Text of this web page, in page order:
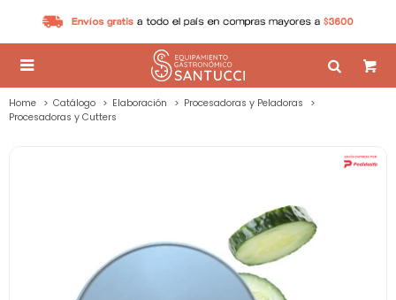

Home Catálogo Elaboración
Procesadoras y Peladoras
Procesadoras y Cutters